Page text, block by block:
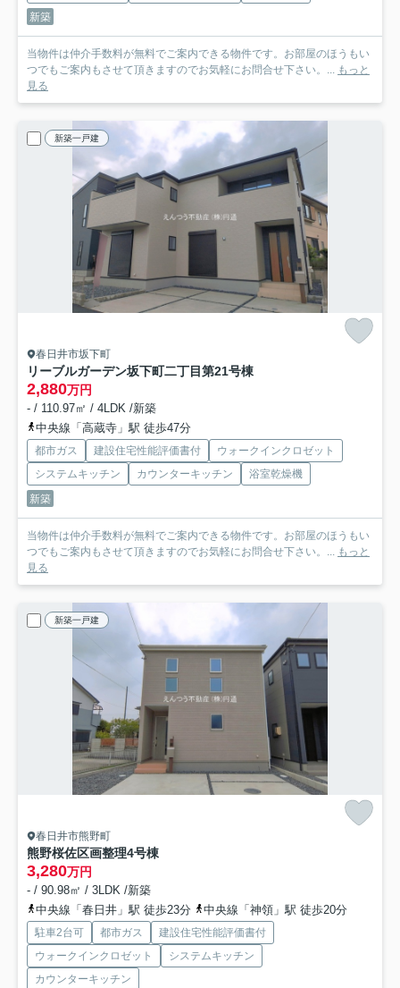
新築
当物件は仲介手数料が無料でご案内できる物件です。お部屋のほうもい
つでもご案内もさせて頂きますのでお気軽にお問合せ下さい。... もっと
見る
新築一戸建
春日井市坂下町
リーブルガーデン坂下町二丁目第21号棟
2,880万円
- / 110.97㎡ / 4LDK /新築
中央線「高蔵寺」駅 徒歩47分
都市ガス 建設住宅性能評価書付
ウォークインクロゼット
システムキッチン
カウンターキッチン
浴室乾燥機
新築
当物件は仲介手数料が無料でご案内できる物件です。お部屋のほうもい
つでもご案内もさせて頂きますのでお気軽にお問合せ下さい。... もっと
見る
新築一戸建
春日井市熊野町
熊野桜佐区画整理4号棟
3,280万円
- / 90.98㎡ / 3LDK /新築
中央線「春日井」駅 徒歩23分
中央線「神領」駅 徒歩20分
駐車2台可 都市ガス
建設住宅性能評価書付
ウォークインクロゼット
システムキッチン
カウンターキッチン